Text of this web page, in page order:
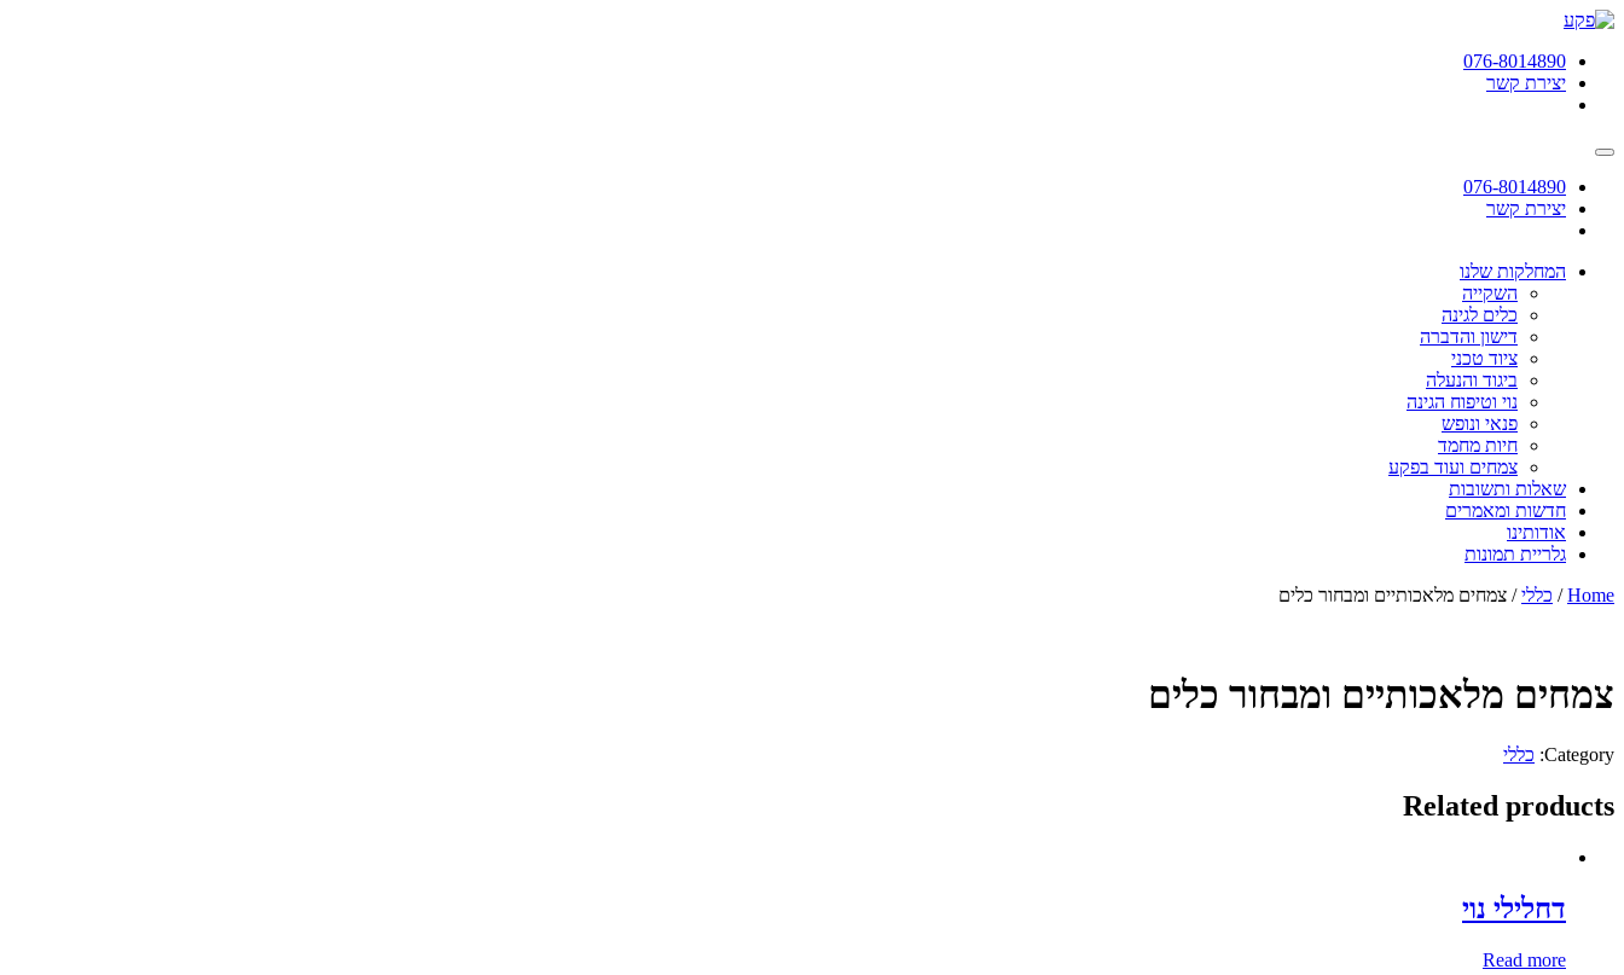
תחילתו
אינטרנט,
לחץ
כדי
לאזור
תוכן
מרכזי
076-8014890
יצירת קשר
076-8014890
יצירת קשר
המחלקות שלנו
השקייה
כלים לגינה
דישון והדברה
ציוד טכני
ביגוד והנעלה
נוי וטיפוח הגינה
פנאי ונופש
חיות מחמד
צמחים ועוד בפקע
שאלות ותשובות
חדשות ומאמרים
אודותינו
גלריית תמונות
Home
/ כללי/ צמחים מלאכותיים ומבחור כלים
צמחים מלאכותיים ומבחור כלים
Category: כללי
Related products
דחלילי נוי
Read more